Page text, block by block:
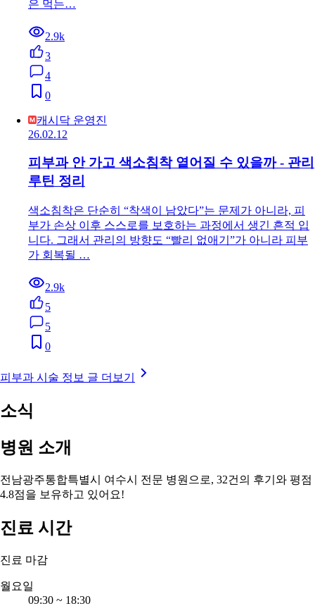
은 먹는…
2.9k
3
4
0
캐시닥 운영진
26.02.12
피부과 안 가고 색소침착 옅어질 수 있을까 - 관리
루틴 정리
색소침착은 단순히 “착색이 남았다”는 문제가 아니라, 피
부가 손상 이후 스스로를 보호하는 과정에서 생긴 흔적 입
니다. 그래서 관리의 방향도 “빨리 없애기”가 아니라 피부
가 회복될 …
2.9k
5
5
0
피부과 시술 정보 글 더보기
소식
병원 소개
전남광주통합특별시 여수시 전문 병원으로, 32건의 후기와 평점
4.8점을 보유하고 있어요!
진료 시간
진료 마감
월요일
09:30 ~ 18:30